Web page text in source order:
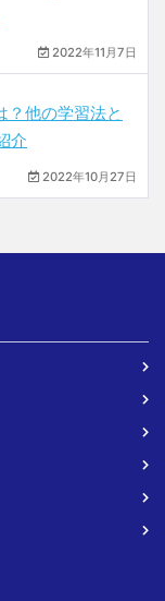
2022年11月7日
？他の学習法と
介
2022年10月27日